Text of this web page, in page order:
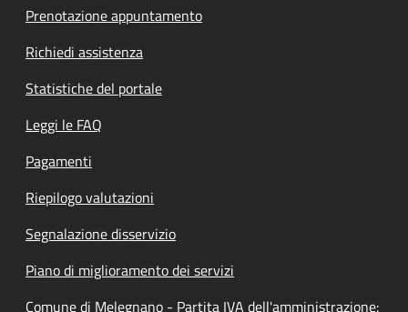
Prenotazione appuntamento
Richiedi assistenza
Statistiche del portale
Leggi le FAQ
Pagamenti
Riepilogo valutazioni
Segnalazione disservizio
Piano di miglioramento dei servizi
Comune di Melegnano - Partita IVA dell'amministrazione: